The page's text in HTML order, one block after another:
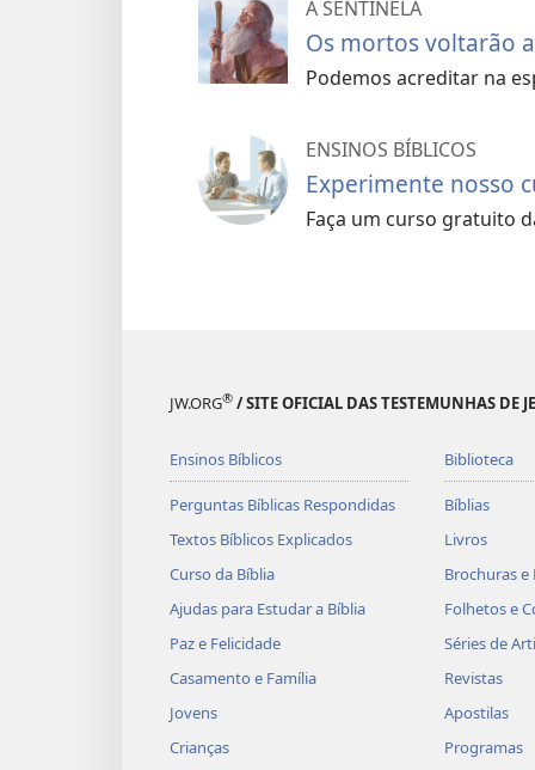
A SENTINELA
Os mortos voltarão
Podemos acreditar na
ENSINOS BÍBLICOS
Experimente nosso
Faça um curso gratuito
JW.ORG® / SITE OFICIAL DAS TESTEMUNHAS DE
Ensinos Bíblicos
Perguntas Bíblicas Respondidas
Textos Bíblicos Explicados
Curso da Bíblia
Ajudas para Estudar a Bíblia
Paz e Felicidade
Casamento e Família
Jovens
Crianças
Biblioteca
Bíblias
Livros
Brochuras e
Folhetos e
Séries de
Revistas
Apostilas
Programas